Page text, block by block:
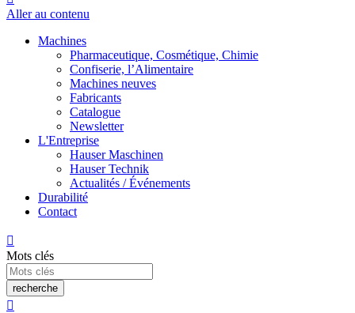
Aller au contenu
Machines
Pharmaceutique, Cosmétique, Chimie
Confiserie, l’Alimentaire
Machines neuves
Fabricants
Catalogue
Newsletter
L'Entreprise
Hauser Maschinen
Hauser Technik
Actualités / Événements
Durabilité
Contact

Mots clés
recherche
